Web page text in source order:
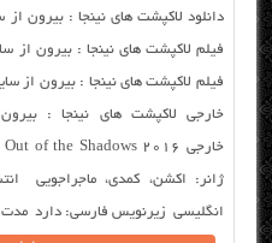
دانلود لاکپشت های نینجا : بیرون از
فیلم لاکپشت های نینجا : بیرون از
فیلم لاکپشت های نینجا : بیرون از
خارجی لاکپشت های نینجا :
انگلیسی زیرنویس فارسی: دارد مدت